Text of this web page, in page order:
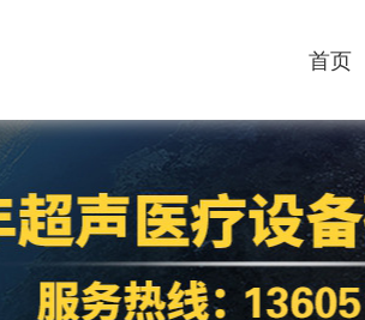
首页